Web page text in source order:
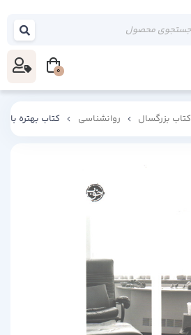
کتاب بزرگسال روانشناسی کتاب بهتره با
0